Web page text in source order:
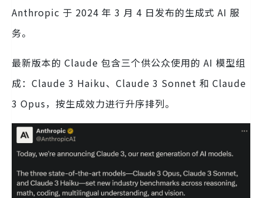
Anthropic 于 2024 年 3 月 4 日发布的生成式 AI 服
务。
最新版本的 Claude 包含三个供公众使用的 AI 模型组
成：Claude 3 Haiku、Claude 3 Sonnet 和 Claude
3 Opus，按生成效力进行升序排列。